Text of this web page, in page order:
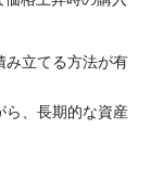
み立てる方法が有
ら、長期的な資産